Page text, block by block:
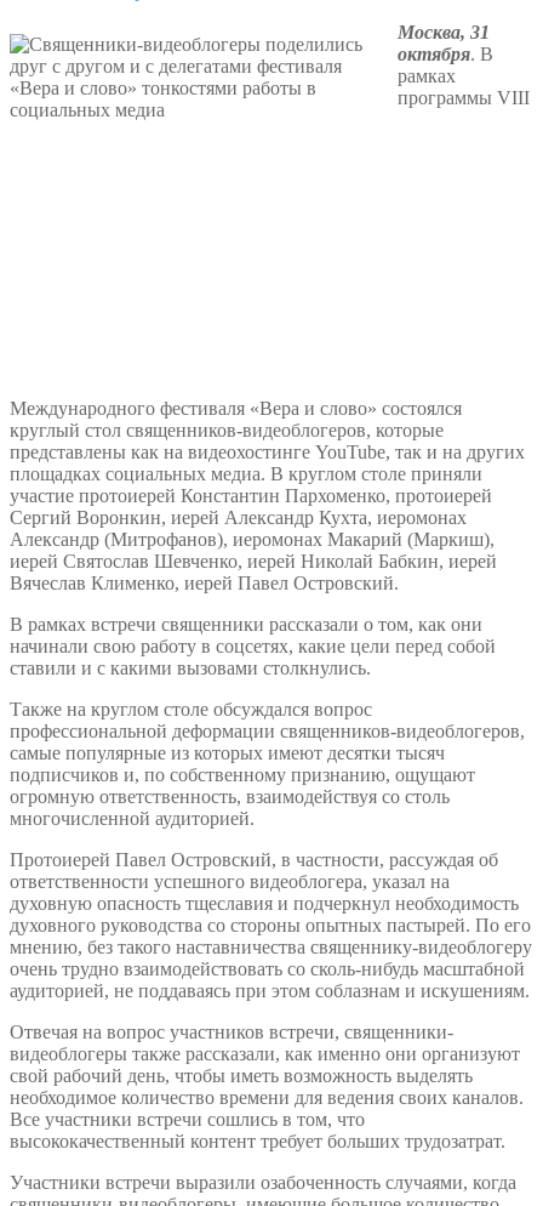
Москва, 31
октября. В
рамках
программы VIII
Международного фестиваля «Вера и слово» состоялся
круглый стол священников-видеоблогеров, которые
представлены как на видеохостинге YouTube, так и на других
площадках социальных медиа. В круглом столе приняли
участие протоиерей Константин Пархоменко, протоиерей
Сергий Воронкин, иерей Александр Кухта, иеромонах
Александр (Митрофанов), иеромонах Макарий (Маркиш),
иерей Святослав Шевченко, иерей Николай Бабкин, иерей
Вячеслав Клименко, иерей Павел Островский.
В рамках встречи священники рассказали о том, как они
начинали свою работу в соцсетях, какие цели перед собой
ставили и с какими вызовами столкнулись.
Также на круглом столе обсуждался вопрос
профессиональной деформации священников-видеоблогеров,
самые популярные из которых имеют десятки тысяч
подписчиков и, по собственному признанию, ощущают
огромную ответственность, взаимодействуя со столь
многочисленной аудиторией.
Протоиерей Павел Островский, в частности, рассуждая об
ответственности успешного видеоблогера, указал на
духовную опасность тщеславия и подчеркнул необходимость
духовного руководства со стороны опытных пастырей. По его
мнению, без такого наставничества священнику-видеоблогеру
очень трудно взаимодействовать со сколь-нибудь масштабной
аудиторией, не поддаваясь при этом соблазнам и искушениям.
Отвечая на вопрос участников встречи, священники-
видеоблогеры также рассказали, как именно они организуют
свой рабочий день, чтобы иметь возможность выделять
необходимое количество времени для ведения своих каналов.
Все участники встречи сошлись в том, что
высококачественный контент требует больших трудозатрат.
Участники встречи выразили озабоченность случаями, когда